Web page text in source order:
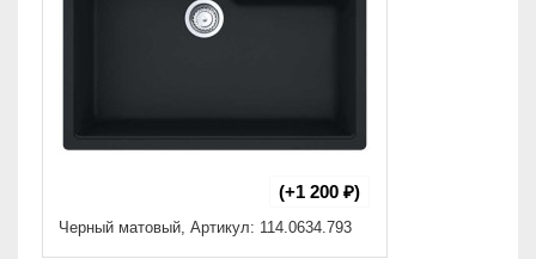
Черный матовый, Артикул: 114.0634.793
(+1 200 ₽)